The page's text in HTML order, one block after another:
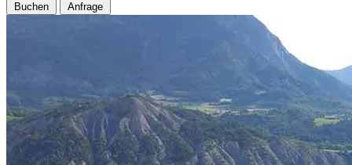
Buchen Anfrage